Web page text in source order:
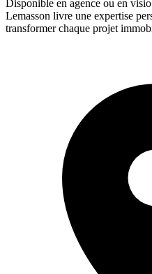
Disponible en agence ou en
Lemasson livre une expertise
transformer chaque projet